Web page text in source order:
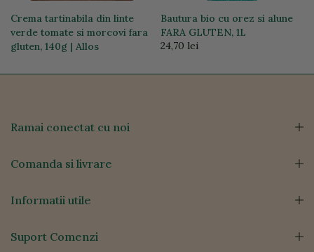
Crema tartinabila din linte
verde tomate si morcovi fara
gluten, 140g | Allos
Bautura bio cu orez si alune
FARA GLUTEN, 1L
24,70 lei
Ramai conectat cu noi
Comanda si livrare
Informatii utile
Suport Comenzi